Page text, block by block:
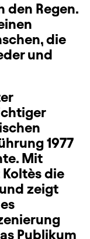
den Regen.
die
und
1977
Mit
die
zeigt
Publikum